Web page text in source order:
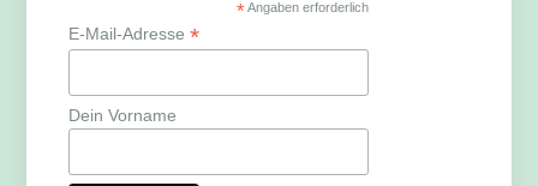
*Angaben erforderlich
E-Mail-Adresse*
Dein Vorname